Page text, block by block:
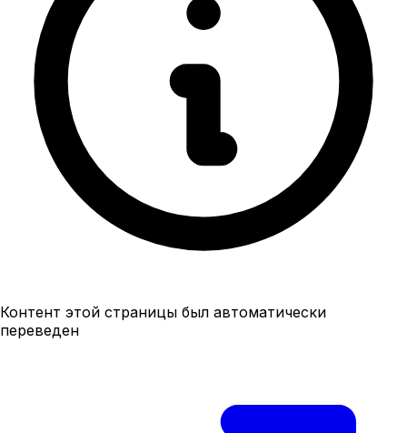
Контент этой страницы был автоматически
переведен